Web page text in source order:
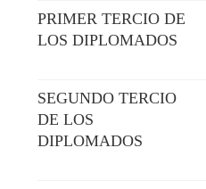
PRIMER TERCIO DE
LOS DIPLOMADOS
SEGUNDO TERCIO
DE LOS
DIPLOMADOS